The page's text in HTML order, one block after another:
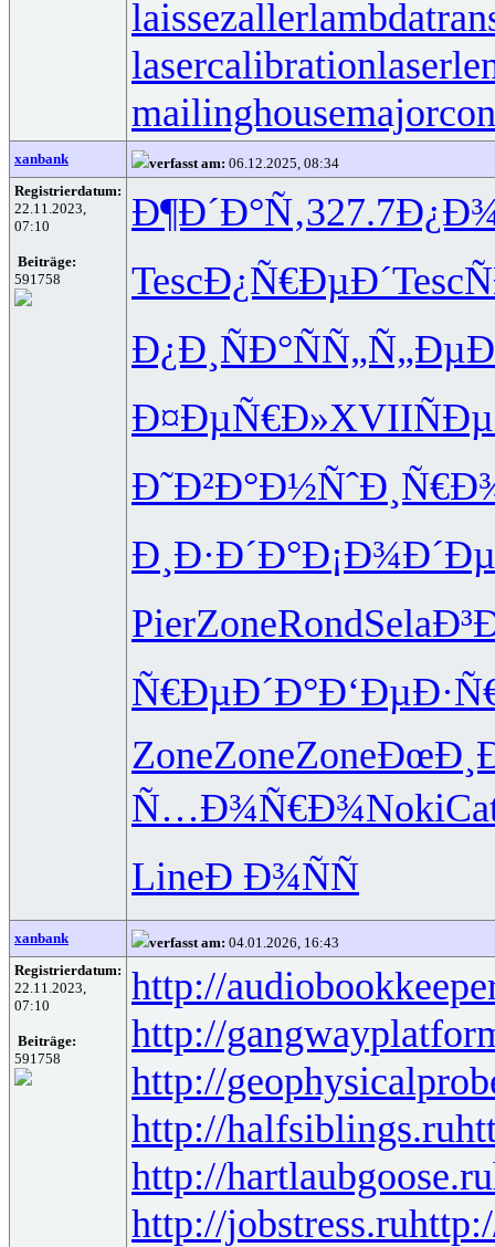
laissezaller
lasercalibration
mailinghouse
xanbank verfasst am: 06.12.2025, 08:34
Registrierdatum:
22.11.2023,
07:10
Beiträge:
591758
Ð¶Ð´Ð°Ñ‚327.7
TescÐ¿Ñ€ÐµÐ´Tesc
Ð¿Ð¸ÑÐ°ÑÑ„Ñ„Ðµ
Ð¤ÐµÑ€Ð»XVII
Ð˜Ð²Ð°Ð½
Ð¸Ð·Ð´Ð°Ð¡Ð¾Ð´Ðµ
PierZoneRondSela
Ñ€ÐµÐ´Ð°
ZoneZoneZone
Ñ…Ð¾Ñ€Ð¾Noki
LineÐ Ð¾ÑÑ
xanbank verfasst am: 04.01.2026, 16:43
Registrierdatum:
22.11.2023,
07:10
Beiträge:
591758
http://
http://
http://
http://halfsiblings.ru
http://hartlaubgoose.ru
http://jobstress.ru